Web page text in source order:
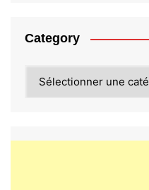
Category